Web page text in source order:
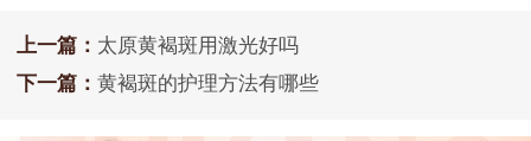
上一篇： 太原黄褐斑用激光好吗
下一篇： 黄褐斑的护理方法有哪些